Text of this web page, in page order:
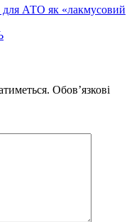
АТО як «лакмусовий
Обов’язкові